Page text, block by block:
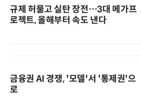
규제 허물고 실탄 장전…3대 메가프
로젝트, 올해부터 속도 낸다
금융권 AI 경쟁, '모델'서 '통제권'으
로